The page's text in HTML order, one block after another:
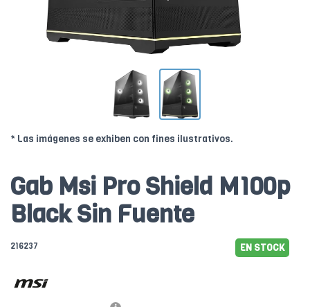
* Las imágenes se exhiben con fines ilustrativos.
Gab Msi Pro Shield M100p
Black Sin Fuente
216237 EN STOCK